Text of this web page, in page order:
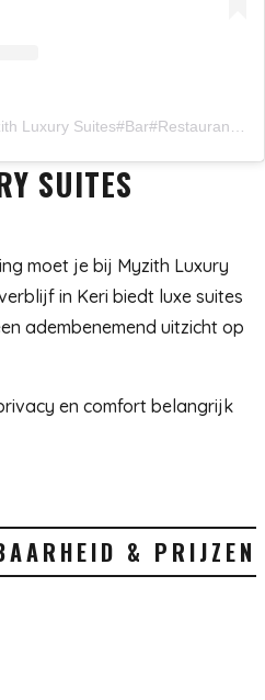
SUITES
moet je bij Myzith Luxury
in Keri biedt luxe suites
adembenemend uitzicht op
en comfort belangrijk
& PRIJZEN